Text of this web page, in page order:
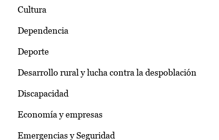
Cultura
Dependencia
Deporte
Desarrollo rural y lucha contra la despoblación
Discapacidad
Economía y empresas
Emergencias y Seguridad